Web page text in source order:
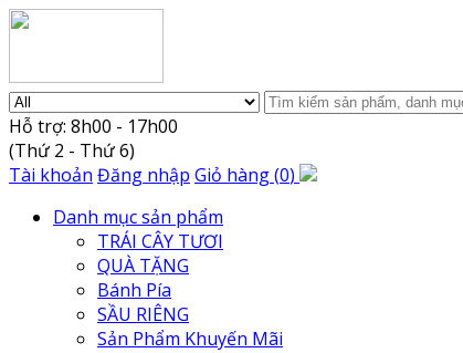
Hỗ trợ: 8h00 - 17h00
(Thứ 2 - Thứ 6)
Tài khoản Đăng nhập Giỏ hàng(0)
Danh mục sản phẩm
TRÁI CÂY TƯƠI
QUÀ TẶNG
Bánh Pía
SẦU RIÊNG
Sản Phẩm Khuyến Mãi